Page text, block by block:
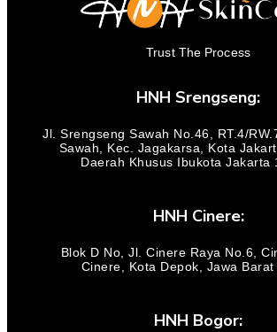
Trust The Process
HNH Srengseng:
Jl. Srengseng Sawah No.46, RT.4/
Sawah, Kec. Jagakarsa, Kota
Daerah Khusus Ibukota Jakarta
HNH Cinere:
Blok D No, Jl. Cinere Raya No.6,
Cinere, Kota Depok, Jawa Barat
HNH Bogor: